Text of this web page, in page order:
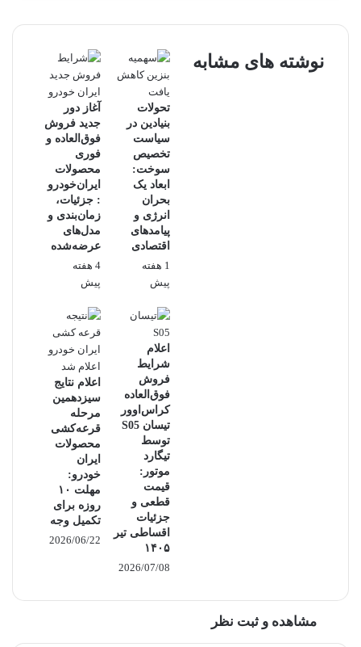
نوشته های مشابه
تحولات
بنیادین در
سیاست
تخصیص
سوخت:
ابعاد یک
بحران
انرژی و
پیامدهای
اقتصادی
1 هفته
پیش
آغاز دور
جدید فروش
فوق‌العاده و
فوری
محصولات
ایران‌خودرو
: جزئیات،
زمان‌بندی و
مدل‌های
عرضه‌شده
4 هفته
پیش
اعلام
شرایط
فروش
فوق‌العاده
کراس‌اوور
تیسان S05
توسط
تیگارد
موتور:
قیمت
قطعی و
جزئیات
اقساطی تیر
۱۴۰۵
2026/07/08
اعلام نتایج
سیزدهمین
مرحله
قرعه‌کشی
محصولات
ایران
خودرو:
مهلت ۱۰
روزه برای
تکمیل وجه
2026/06/22
مشاهده و ثبت نظر